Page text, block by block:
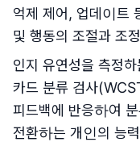
억제 제어, 업데이트
및 행동의 조절과 조
인지 유연성을 측정
카드 분류 검사
피드백에 반응하여
전환하는 개인의 능